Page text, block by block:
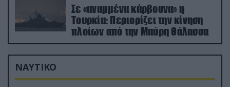
Σε «αναμμένα κάρβουνα» η
Τουρκία: Περιορίζει την κίνηση
πλοίων από την Μαύρη Θάλασσα
ΝΑΥΤΙΚΟ